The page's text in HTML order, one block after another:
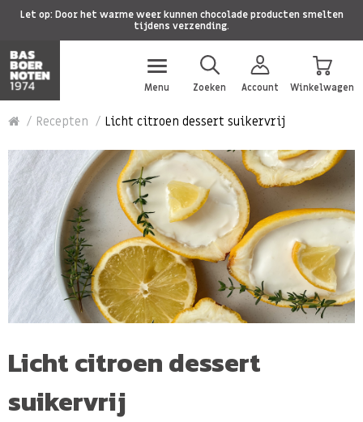
Let op: Door het warme weer kunnen chocolade producten smelten
tijdens verzending.
Menu Zoeken Account Winkelwagen
Recepten Licht citroen dessert suikervrij
Licht citroen dessert
suikervrij